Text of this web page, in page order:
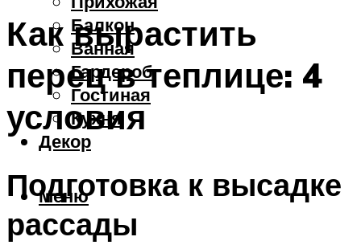
Балкон
Ванная
Гардероб
Гостиная
Кухня
Декор
Меню
Как вырастить
перец в теплице: 4
условия
Подготовка к высадке
рассады